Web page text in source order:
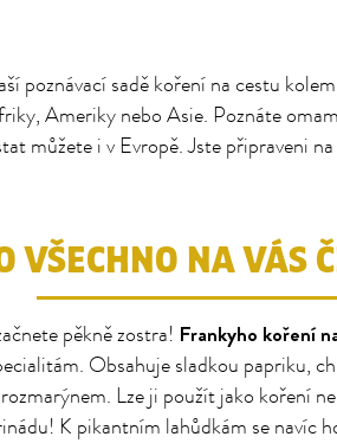
poznávací sadě koření na cestu
Ameriky nebo Asie. Poznáte
můžete i v Evropě. Jste připraveni
VŠECHNO NA VÁS
pěkně zostra! Frankyho koření
Obsahuje sladkou papriku,
Lze ji použít jako koření
K pikantním lahůdkám se navíc